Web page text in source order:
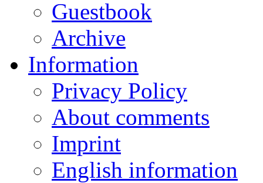
Guestbook
Archive
Information
Privacy Policy
About comments
Imprint
English information